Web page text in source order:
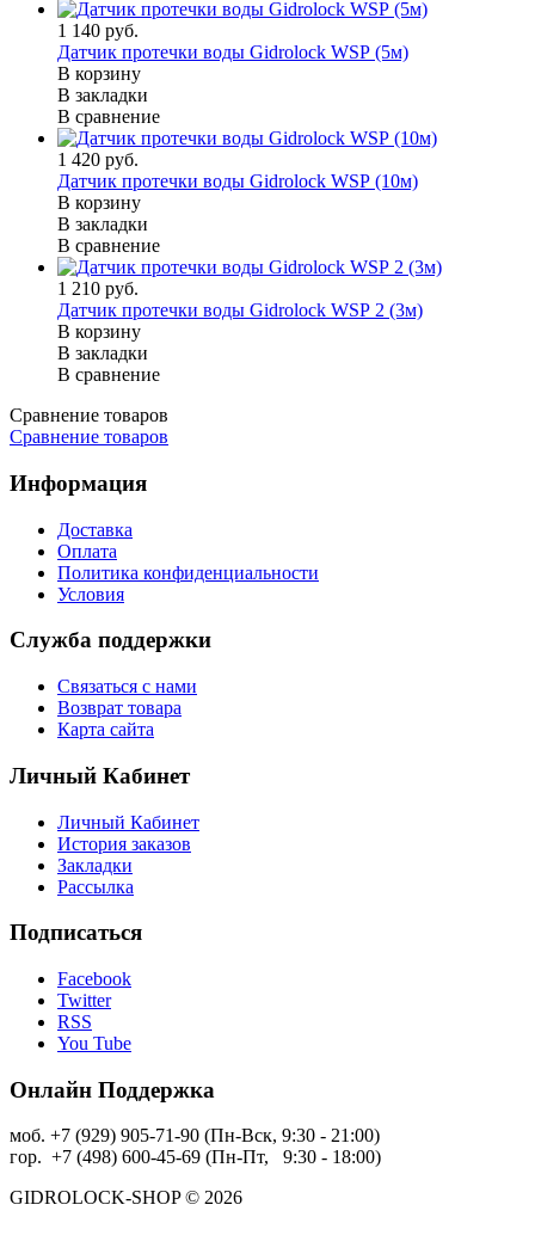
1 140 руб.
Датчик протечки воды Gidrolock WSР (5м)
В корзину
В закладки
В сравнение
1 420 руб.
Датчик протечки воды Gidrolock WSР (10м)
В корзину
В закладки
В сравнение
1 210 руб.
Датчик протечки воды Gidrolock WSР 2 (3м)
В корзину
В закладки
В сравнение
Сравнение товаров
Сравнение товаров
Информация
Доставка
Оплата
Политика конфиденциальности
Условия
Служба поддержки
Связаться с нами
Возврат товара
Карта сайта
Личный Кабинет
Личный Кабинет
История заказов
Закладки
Рассылка
Подписаться
Facebook
Twitter
RSS
You Tube
Онлайн Поддержка
моб. +7 (929) 905-71-90 (Пн-Вск, 9:30 - 21:00)
гор. +7 (498) 600-45-69 (Пн-Пт, 9:30 - 18:00)
GIDROLOCK-SHOP © 2026